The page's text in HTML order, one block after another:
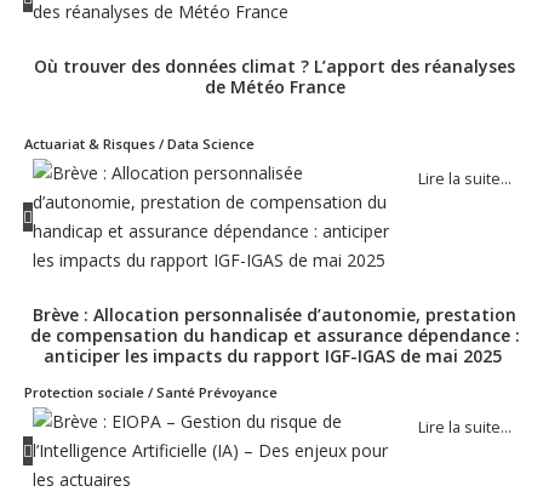
Où trouver des données climat ? L’apport des réanalyses
de Météo France
Actuariat & Risques / Data Science
Lire la suite…
Brève : Allocation personnalisée d’autonomie, prestation
de compensation du handicap et assurance dépendance :
anticiper les impacts du rapport IGF-IGAS de mai 2025
Protection sociale / Santé Prévoyance
Lire la suite…